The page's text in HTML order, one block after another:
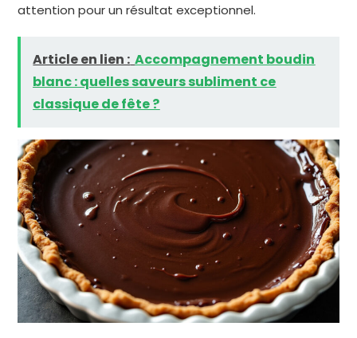
attention pour un résultat exceptionnel.
Article en lien : Accompagnement boudin
blanc : quelles saveurs subliment ce
classique de fête ?